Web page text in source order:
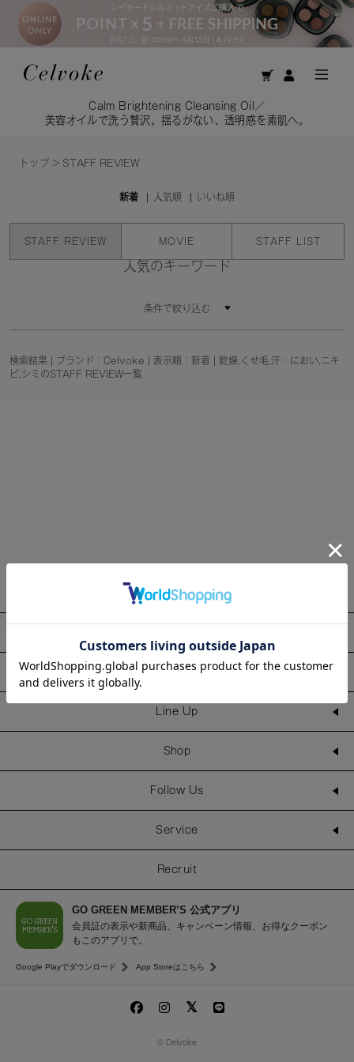
Calm Brightening Cleansing Oil／
美容オイルで洗う贅沢。揺るがない、透明感を素肌へ。
トップ > STAFF REVIEW
新着 人気順 いいね順
STAFF REVIEW MOVIE STAFF LIST
人気のキーワード
条件で絞り込む
検索結果 | ブランド：Celvoke | 表示順：新着 | 乾燥,くせ毛,汗・におい,ニキ
ビ,シミのSTAFF REVIEW一覧
Information
Line Up
Shop
Follow Us
Service
Recruit
GO GREEN MEMBER’S 公式アプリ
会員証の表示や新商品、キャンペーン情報、お得なクーポン
もこのアプリで。
Google Playでダウンロード App Storeはこちら
© Celvoke